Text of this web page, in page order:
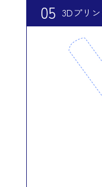
05 3Dプリ